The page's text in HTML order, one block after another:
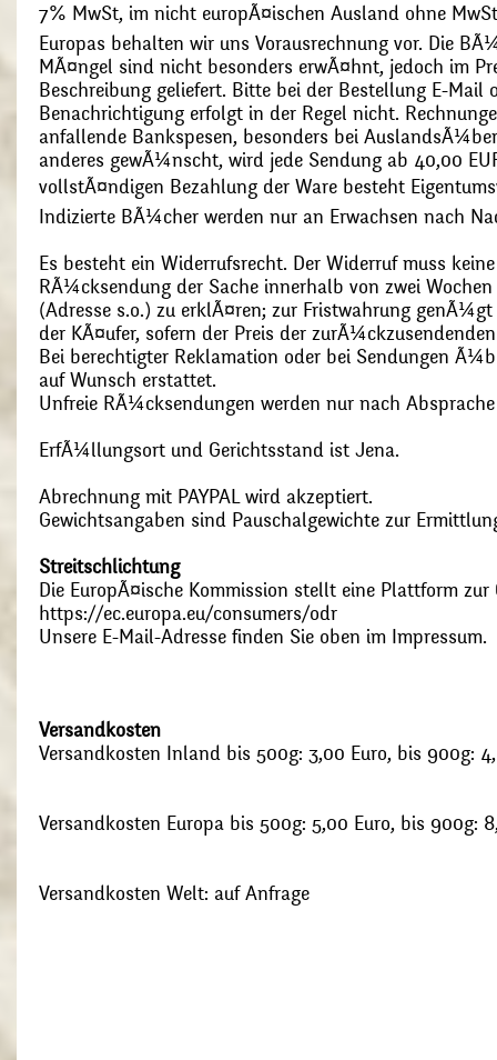
7% MwSt, im nicht europÃ¤ischen Ausland ohne
Europas behalten wir uns Vorausrechnung vor. Die
MÃ¤ngel sind nicht besonders erwÃ¤hnt, jedoch im
Beschreibung geliefert. Bitte bei der Bestellung E-Mail
Benachrichtigung erfolgt in der Regel nicht.
anfallende Bankspesen, besonders bei
anderes gewÃ¼nscht, wird jede Sendung ab 40,00
vollstÃ¤ndigen Bezahlung der Ware besteht
Indizierte BÃ¼cher werden nur an Erwachsen nach
Es besteht ein Widerrufsrecht. Der Widerruf muss
RÃ¼cksendung der Sache innerhalb von zwei
(Adresse s.o.) zu erklÃ¤ren; zur Fristwahrung
der KÃ¤ufer, sofern der Preis der
Bei berechtigter Reklamation oder bei Sendungen
auf Wunsch erstattet.
Unfreie RÃ¼cksendungen werden nur nach
ErfÃ¼llungsort und Gerichtsstand ist Jena.
Abrechnung mit PAYPAL wird akzeptiert.
Gewichtsangaben sind Pauschalgewichte zur
Streitschlichtung
Die EuropÃ¤ische Kommission stellt eine Plattform
https://ec.europa.eu/consumers/odr
Unsere E-Mail-Adresse finden Sie oben im Impressum.
Versandkosten
Versandkosten Inland bis 500g: 3,00 Euro, bis 900g:
Versandkosten Europa bis 500g: 5,00 Euro, bis 900g:
Versandkosten Welt: auf Anfrage